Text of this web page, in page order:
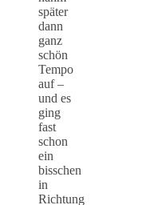
später
dann
ganz
schön
Tempo
auf –
und es
ging
fast
schon
ein
bisschen
in
Richtung